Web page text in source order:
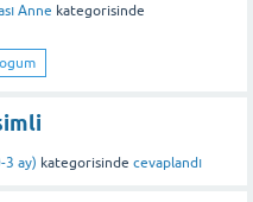
Anne kategorisinde
3 ay) kategorisinde cevaplandı